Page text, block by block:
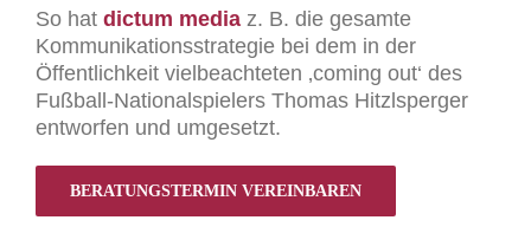
So hat dictum media z. B. die gesamte
Kommunikationsstrategie bei dem in der
Öffentlichkeit vielbeachteten ‚coming out‘ des
Fußball-Nationalspielers Thomas Hitzlsperger
entworfen und umgesetzt.
BERATUNGSTERMIN VEREINBAREN